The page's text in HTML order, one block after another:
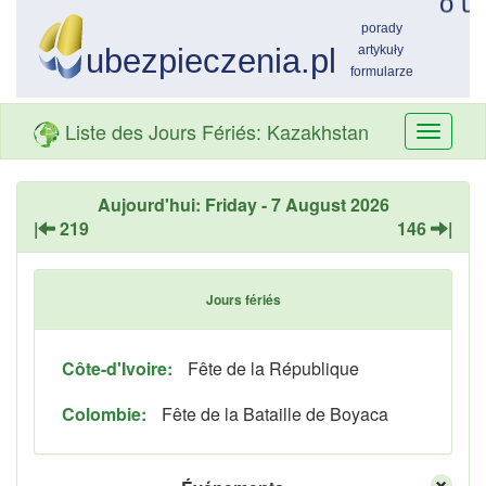
Liste des Jours Fériés: Kazakhstan
Aujourd'hui: Friday - 7 August 2026
|
219 146 |
Jours fériés
Côte-d'Ivoire:
Fête de la République
Colombie:
Fête de la Bataille de Boyaca